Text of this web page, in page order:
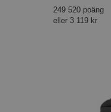
249 520 poäng
eller 3 119 kr